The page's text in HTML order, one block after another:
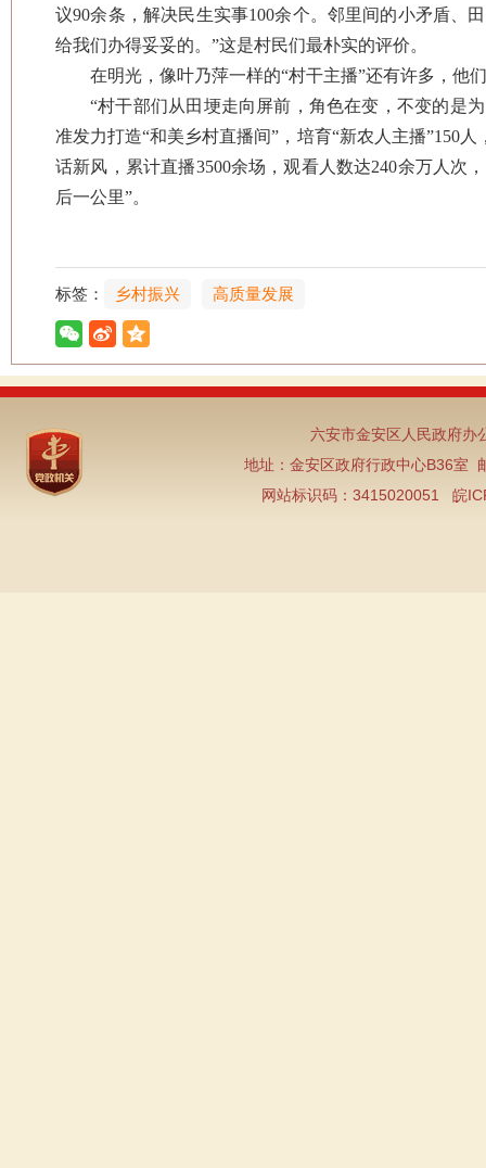
议90余条，解决民生实事100余个。邻里间的小矛盾、
给我们办得妥妥的。”这是村民们最朴实的评价。
在明光，像叶乃萍一样的“村干主播”还有许多，他
“村干部们从田埂走向屏前，角色在变，不变的是
准发力打造“和美乡村直播间”，培育“新农人主播”150
话新风，累计直播3500余场，观看人数达240余万人次
后一公里”。
标签： 乡村振兴 高质量发展
六安市金安区人民政府
地址：金安区政府行政中心B36室
网站标识码：3415020051 皖